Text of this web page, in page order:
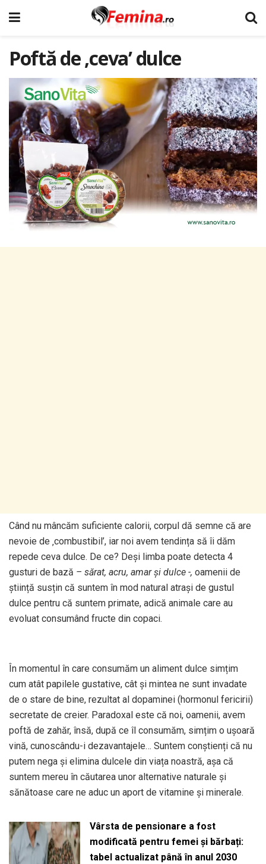
Poftă de ‚ceva’ dulce
Când nu mâncăm suficiente calorii, corpul dă semne că are
nevoie de ‚combustibil’, iar noi avem tendința să îi dăm
repede ceva dulce. De ce? Deși limba poate detecta 4
gusturi de bază – sărat, acru, amar și dulce -, oamenii de
știință susțin că suntem în mod natural atrași de gustul
dulce pentru că suntem primate, adică animale care au
evoluat consumând fructe din copaci.
În momentul în care consumăm un aliment dulce simțim
cum atât papilele gustative, cât și mintea ne sunt invadate
de o stare de bine, rezultat al dopaminei (hormonul fericirii)
secretate de creier. Paradoxal este că noi, oamenii, avem
poftă de zahăr, însă, după ce îl consumăm, simțim o ușoară
vină, cunoscându-i dezavantajele… Suntem conștienți că nu
putem nega și elimina dulcele din viața noastră, așa că
suntem mereu în căutarea unor alternative naturale și
sănătoase care ne aduc un aport de vitamine și minerale.
Vârsta de pensionare a fost
modificată pentru femei și bărbați:
tabel actualizat până în anul 2030